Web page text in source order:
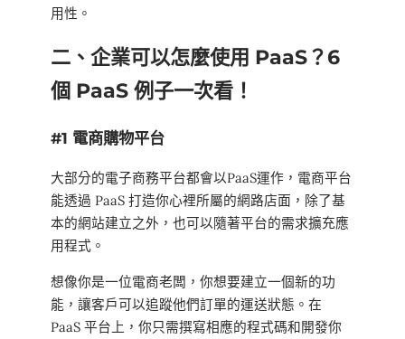
用性。
二、企業可以怎麼使用 PaaS？6
個 PaaS 例子一次看！
#1 電商購物平台
大部分的電子商務平台都會以PaaS運作，電商平台
能透過 PaaS 打造你心裡所屬的網路店面，除了基
本的網站建立之外，也可以隨著平台的需求擴充應
用程式。
想像你是一位電商老闆，你想要建立一個新的功
能，讓客戶可以追蹤他們訂單的運送狀態。在
PaaS 平台上，你只需撰寫相應的程式碼和開發你